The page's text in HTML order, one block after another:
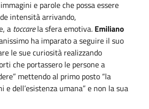
e parole che possa essere
intensità arrivando,
a toccarela sfera emotiva. Emiliano
ha imparato a seguire il suo
le sue curiosità realizzando
che portassero le persone a
mettendo al primo posto “la
e dell’esistenza umana” e non la sua